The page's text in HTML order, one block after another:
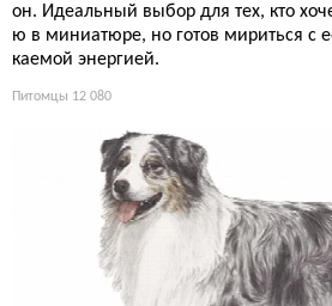
он. Идеальный выбор для тех, кто
ю в миниатюре, но готов мириться с
каемой энергией.
Питомцы 12 080